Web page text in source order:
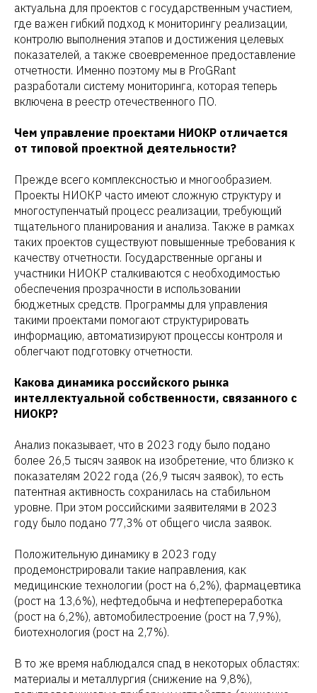
актуальна для проектов с государственным участием,
где важен гибкий подход к мониторингу реализации,
контролю выполнения этапов и достижения целевых
показателей, а также своевременное предоставление
отчетности. Именно поэтому мы в ProGRant
разработали систему мониторинга, которая теперь
включена в реестр отечественного ПО.
Чем управление проектами НИОКР отличается
от типовой проектной деятельности?
Прежде всего комплексностью и многообразием.
Проекты НИОКР часто имеют сложную структуру и
многоступенчатый процесс реализации, требующий
тщательного планирования и анализа. Также в рамках
таких проектов существуют повышенные требования к
качеству отчетности. Государственные органы и
участники НИОКР сталкиваются с необходимостью
обеспечения прозрачности в использовании
бюджетных средств. Программы для управления
такими проектами помогают структурировать
информацию, автоматизируют процессы контроля и
облегчают подготовку отчетности.
Какова динамика российского рынка
интеллектуальной собственности, связанного с
НИОКР?
Анализ показывает, что в 2023 году было подано
более 26,5 тысяч заявок на изобретение, что близко к
показателям 2022 года (26,9 тысяч заявок), то есть
патентная активность сохранилась на стабильном
уровне. При этом российскими заявителями в 2023
году было подано 77,3% от общего числа заявок.
Положительную динамику в 2023 году
продемонстрировали такие направления, как
медицинские технологии (рост на 6,2%), фармацевтика
(рост на 13,6%), нефтедобыча и нефтепереработка
(рост на 6,2%), автомобилестроение (рост на 7,9%),
биотехнология (рост на 2,7%).
В то же время наблюдался спад в некоторых областях:
материалы и металлургия (снижение на 9,8%),